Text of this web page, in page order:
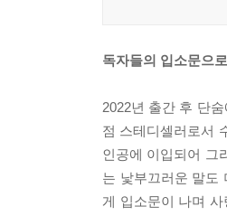
독자들의 입소문으
2022년 출간 후 단
점 스테디셀러로서
인공에 이입되어 그
는 낯부끄러운 말도
게 입소문이 나며